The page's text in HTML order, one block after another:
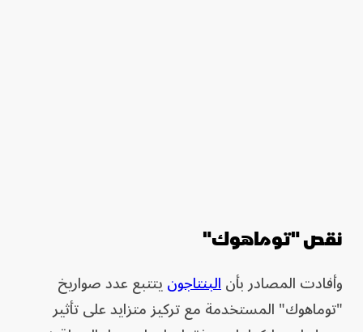
نقص "توماهوك"
وأفادت المصادر بأنالبنتاجونيتتبع عدد صواريخ
"توماهوك" المستخدمة مع تركيز متزايد على تأثير